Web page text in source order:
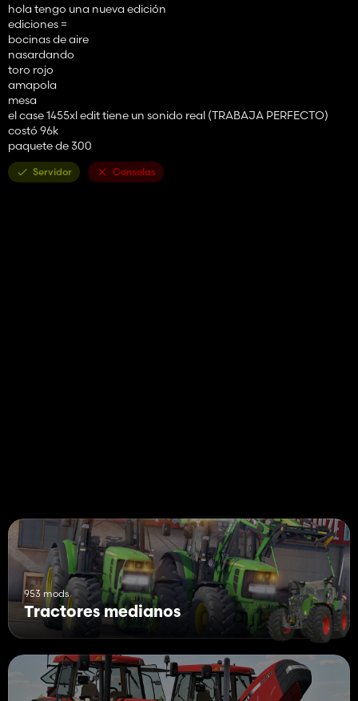
hola tengo una nueva edición
ediciones =
bocinas de aire
nasardando
toro rojo
amapola
mesa
el case 1455xl edit tiene un sonido real (TRABAJA PERFECTO)
costó 96k
paquete de 300
Servidor Consolas
953 mods
Tractores medianos